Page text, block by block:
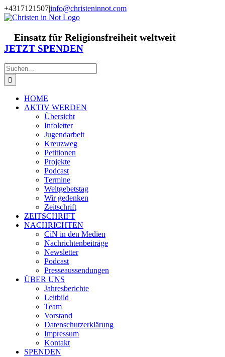
Zum
Inhalt
+4317121507|info@christeninnot.com
Facebook
Instagram
X
Spenden
Newsletter
Einsatz für Religionsfreiheit weltweit
JETZT SPENDEN
Suche
nach:
HOME
AKTIV WERDEN
Übersicht
Infoletter
Jugendarbeit
Kreuzweg
Petitionen
Projekte
Podcast
Termine
Weltgebetstag
Wir gedenken
Zeitschrift
ZEITSCHRIFT
NACHRICHTEN
CiN in den Medien
Nachrichtenbeiträge
Newsletter
Podcast
Presseaussendungen
ÜBER UNS
Jahresberichte
Leitbild
Team
Vorstand
Datenschutzerklärung
Impressum
Kontakt
SPENDEN